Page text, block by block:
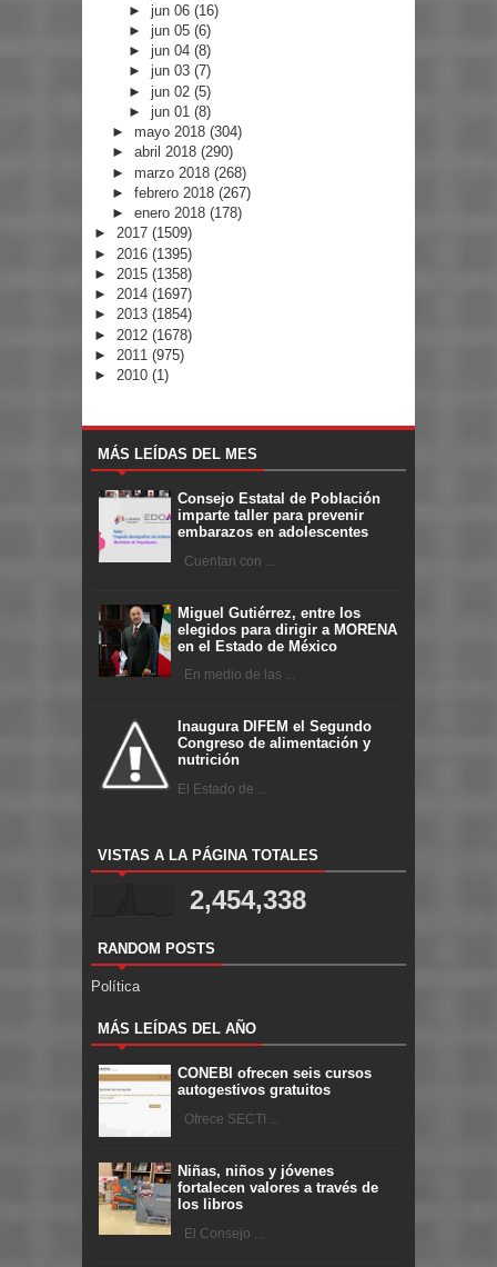
►jun 06(16)
►jun 05(6)
►jun 04(8)
►jun 03(7)
►jun 02(5)
►jun 01(8)
► mayo 2018 (304)
► abril 2018 (290)
► marzo 2018 (268)
► febrero 2018 (267)
► enero 2018 (178)
► 2017 (1509)
► 2016 (1395)
► 2015 (1358)
► 2014 (1697)
► 2013 (1854)
► 2012 (1678)
► 2011 (975)
► 2010 (1)
MÁS LEÍDAS DEL MES
Consejo Estatal de Población
imparte taller para prevenir
embarazos en adolescentes
Cuentan con ...
Miguel Gutiérrez, entre los
elegidos para dirigir a MORENA
en el Estado de México
En medio de las ...
Inaugura DIFEM el Segundo
Congreso de alimentación y
nutrición
El Estado de ...
VISTAS A LA PÁGINA TOTALES
2,454,338
RANDOM POSTS
Política
MÁS LEÍDAS DEL AÑO
CONEBI ofrecen seis cursos
autogestivos gratuitos
Ofrece SECTI ...
Niñas, niños y jóvenes
fortalecen valores a través de
los libros
El Consejo ...